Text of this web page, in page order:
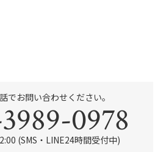
でお問い合わせください。
0978
(SMS・LINE24時間受付中)